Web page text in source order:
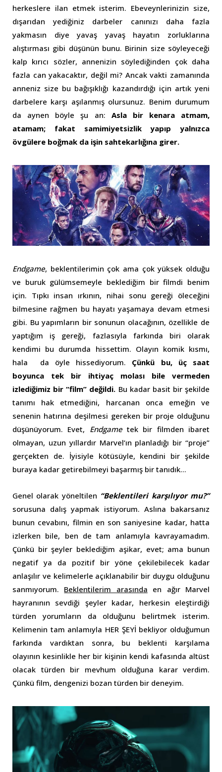
herkeslere ilan etmek isterim. Ebeveynlerinizin size,
dışarıdan yediğiniz darbeler canınızı daha fazla
yakmasın diye yavaş yavaş hayatın zorluklarına
alıştırması gibi düşünün bunu. Birinin size söyleyeceği
kalp kırıcı sözler, annenizin söylediğinden çok daha
fazla can yakacaktır, değil mi? Ancak vakti zamanında
anneniz size bu bağışıklığı kazandırdığı için artık yeni
darbelere karşı aşılanmış olursunuz. Benim durumum
da aynen böyle şu an: Asla bir kenara atmam,
atamam; fakat samimiyetsizlik yapıp yalnızca
övgülere boğmak da işin sahtekarlığına girer.
Endgame, beklentilerimin çok ama çok yüksek olduğu
ve buruk gülümsemeyle beklediğim bir filmdi benim
için. Tıpkı insan ırkının, nihai sonu gereği öleceğini
bilmesine rağmen bu hayatı yaşamaya devam etmesi
gibi. Bu yapımların bir sonunun olacağının, özellikle de
yaptığım iş gereği, fazlasıyla farkında biri olarak
kendimi bu durumda hissettim. Olayın komik kısmı,
hala da öyle hissediyorum. Çünkü bu, üç saat
boyunca tek bir ihtiyaç molası bile vermeden
izlediğimiz bir “film” değildi. Bu kadar basit bir şekilde
tanımı hak etmediğini, harcanan onca emeğin ve
senenin hatırına deşilmesi gereken bir proje olduğunu
düşünüyorum. Evet, Endgametek bir filmden ibaret
olmayan, uzun yıllardır Marvel’ın planladığı bir “proje”
gerçekten de. İyisiyle kötüsüyle, kendini bir şekilde
buraya kadar getirebilmeyi başarmış bir tanıdık…
Genel olarak yöneltilen “Beklentileri karşılıyor mu?”
sorusuna dalış yapmak istiyorum. Aslına bakarsanız
bunun cevabını, filmin en son saniyesine kadar, hatta
izlerken bile, ben de tam anlamıyla kavrayamadım.
Çünkü bir şeyler beklediğim aşikar, evet; ama bunun
negatif ya da pozitif bir yöne çekilebilecek kadar
anlaşılır ve kelimelerle açıklanabilir bir duygu olduğunu
sanmıyorum. Beklentilerim arasında en ağır Marvel
hayranının sevdiği şeyler kadar, herkesin eleştirdiği
türden yorumların da olduğunu belirtmek isterim.
Kelimenin tam anlamıyla HER ŞEYİ bekliyor olduğumun
farkında vardıktan sonra, bu beklenti karşılama
olayının kesinlikle her bir kişinin kendi kafasında altüst
olacak türden bir mevhum olduğuna karar verdim.
Çünkü film, dengenizi bozan türden bir deneyim.